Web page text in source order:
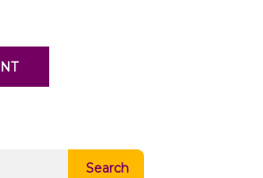
Search